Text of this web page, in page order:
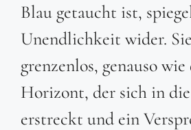
Blau getaucht ist,
Unendlichkeit wider.
grenzenlos, genauso
Horizont, der sich in
erstreckt und ein